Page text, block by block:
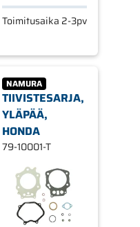
Toimitusaika 2-3pv
NAMURA
TIIVISTESARJA,
YLÄPÄÄ,
HONDA
79-10001-T